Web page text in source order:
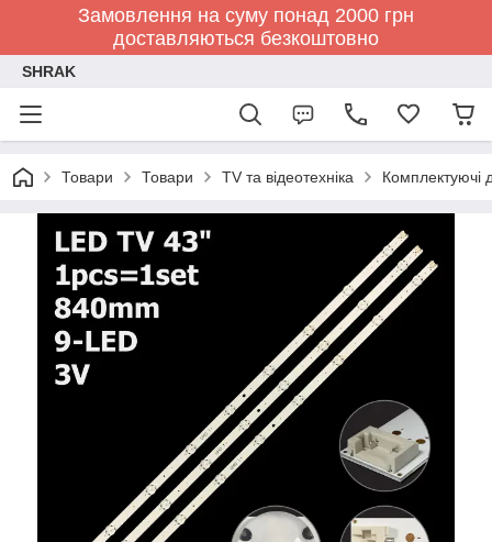
Замовлення на суму понад 2000 грн
доставляються безкоштовно
SHRAK
Товари Товари TV та відеотехніка Комплектуючі